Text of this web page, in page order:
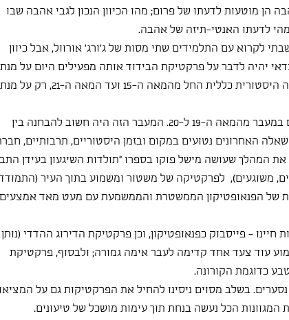
הן מוטעות לדעתו של פרום; מהו הכיוון הנכון לגבי אהבה שבו
לדעתו האנטי-תיזה של אהבה.
לקרוא עם התלמידים שתי מסות של ג'ורג' אורוול, אבל כיוון
יהיה לדבר על פרקטיקת הבידוד אותה מפעילים היום על מנת
למנוע את התפשטות המגפה. התחלתי מסקירה היסטורית כללית החל מהמאה ה-15 ועד המאה ה-21, רק על מנת
התעכבתי על המאה ה-19 ובעיקר על השינויים במעבר מהמאה ה-19 ל-20. המעבר הזה היה חשוב להבחנה בין
20 לקודמיהם, כיוון שאלה האחרונים נטועים במקום ובזמן היסטוריים, תרבותיים,
את המהלך שעושה מישל פוקו בספרו "תולדות השיגעון בעידן
משוגעים),  לפרקטיקה של משטור ומשמוע בתוך העיר
של הפנאופטיקון הממשטרת והממשמעת עם מעט מאד אמצעים
- פייסבוק כפנאופטיקון, וכן פרקטיקת הדירוג ההדדי (נותן
עוד צעד אחד קדימה לעבר אימה גמורה; ולבסוף, פרקטיקת
כדוגמת הקורונה.
בשלב מסוים ניסינו להחיל את הפרקטיקות גם על
הכל נעשה בנחת תוך עימות מושכל של טיעונים.